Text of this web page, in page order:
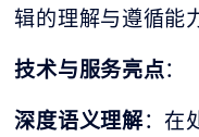
辑的理解与遵循能
技术与服务亮点：
深度语义理解：在